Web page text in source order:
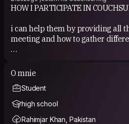
HOW I PARTICIPATE IN
i can help them by providing all
meeting and how to gather
COUCHSURFING EXPERIENCE
yeah i have very good
from London in Kyrgyzstan.we
in a province batkin.
O mnie
Student
high school
Rahimjar Khan, Pakistan